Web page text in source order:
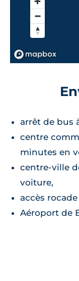
arrêt de bus
centre
minutes en
centre-ville
voiture,
accès
Aéroport de